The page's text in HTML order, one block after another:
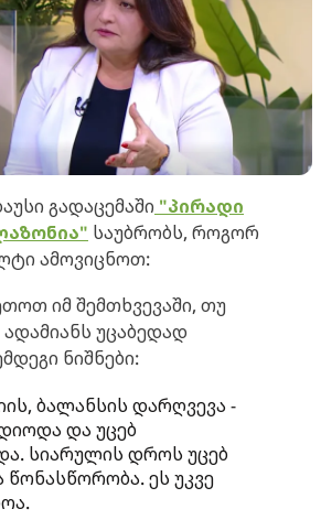
გადაცემაში "პირადი
საუბრობს, როგორ
ამოვიცნოთ:
იმ შემთხვევაში, თუ
უცაბედად
ნიშნები:
ბალანსის დარღვევა -
და უცებ
სიარულის დროს უცებ
წონასწორობა. ეს უკვე